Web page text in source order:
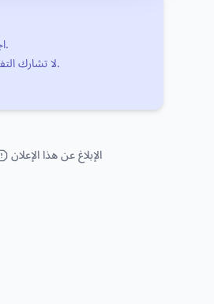
اجتمع دائمًا في مكان عام.
لا تشارك التفاصيل المالية الشخصية.
الإبلاغ عن هذا الإعلان